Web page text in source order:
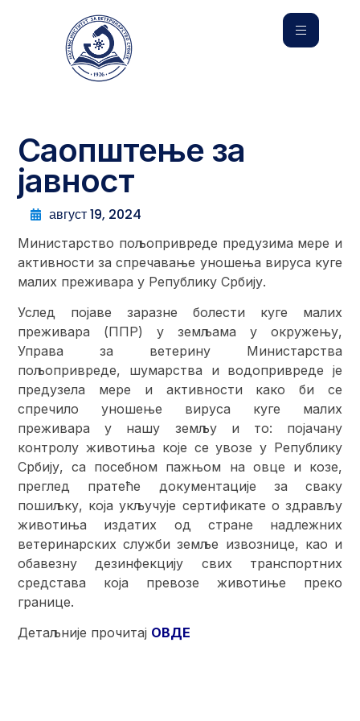
Саопштење за
јавност
август 19, 2024
Министарство пољопривреде предузима мере и
активности за спречавање уношења вируса куге
малих преживара у Републику Србију.
Услед појаве заразне болести куге малих
преживара (ППР) у земљама у окружењу,
Управа за ветерину Министарства
пољопривреде, шумарства и водопривреде је
предузела мере и активности како би се
спречило уношење вируса куге малих
преживара у нашу земљу и то: појачану
контролу животиња које се увозе у Републику
Србију, са посебном пажњом на овце и козе,
преглед пратеће документације за сваку
пошиљку, која укључује сертификате о здрављу
животиња издатих од стране надлежних
ветеринарских служби земље извознице, као и
обавезну дезинфекцију свих транспортних
средстава која превозе животиње преко
границе.
Детаљније прочитај ОВДЕ